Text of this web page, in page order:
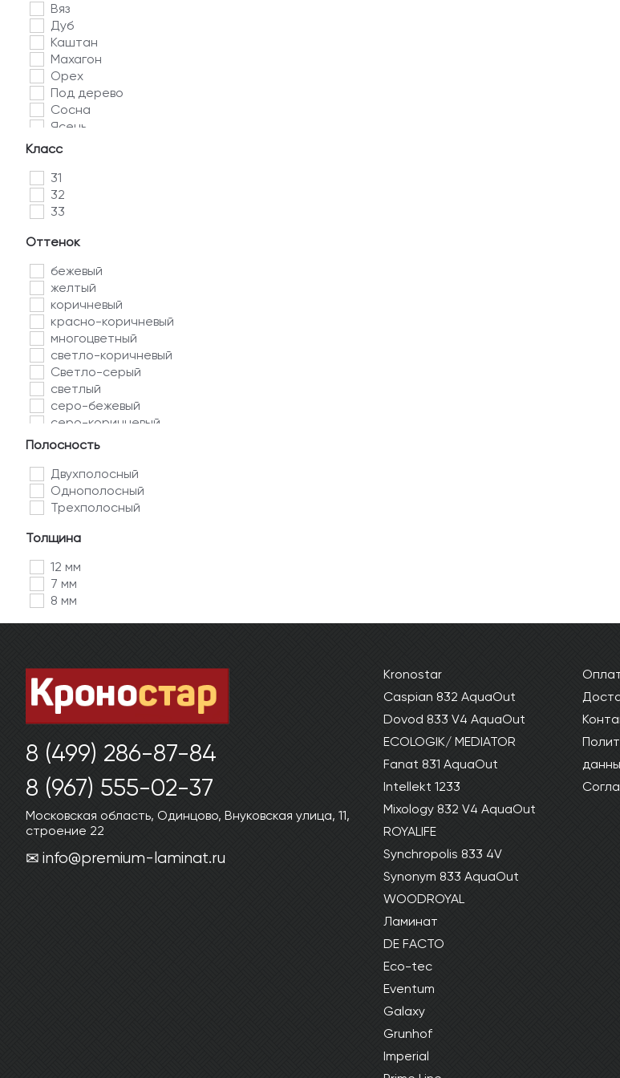
Вяз
Дуб
Каштан
Махагон
Орех
Под дерево
Сосна
Ясень
Класс
31
32
33
Оттенок
бежевый
желтый
коричневый
красно-коричневый
многоцветный
светло-коричневый
Светло-серый
светлый
серо-бежевый
серо-коричневый
серый
Полосность
Двухполосный
Однополосный
Трехполосный
Толщина
12 мм
7 мм
8 мм
8 (499) 286-87-84
8 (967) 555-02-37
Московская область, Одинцово, Внуковская улица, 11,
строение 22
info@premium-laminat.ru
Kronostar
Caspian 832 AquaOut
Dovod 833 V4 AquaOut
ECOLOGIK/ MEDIATOR
Fanat 831 AquaOut
Intellekt 1233
Mixology 832 V4 AquaOut
ROYALIFE
Synchropolis 833 4V
Synonym 833 AquaOut
WOODROYAL
Ламинат
DE FACTO
Eco-tec
Eventum
Galaxy
Grunhof
Imperial